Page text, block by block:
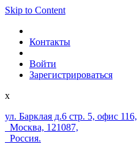
Skip to Content
Контакты
Войти
Зарегистрироваться
x
ул. Барклая д.6 стр. 5, офис 116,
Москва, 121087,
Россия.